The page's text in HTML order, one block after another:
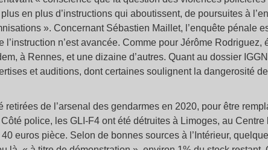
en plus d’instructions qui aboutissent, de poursuites à
». Concernant Sébastien Maillet, l’enquête pénale
l’instruction n’est avancée. Comme pour Jérôme Rodriguez,
à Rennes, et une dizaine d’autres. Quant au dossier
et auditions, dont certaines soulignent la dangerosité
retirées de l’arsenal des gendarmes en 2020, pour être
police, les GLI-F4 ont été détruites à Limoges, au
euros pièce. Selon de bonnes sources à l’Intérieur,